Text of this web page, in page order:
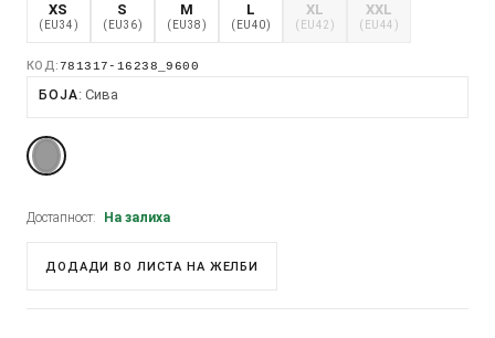
XS
(EU34)
S
(EU36)
M
(EU38)
L
(EU40)
XL
(EU42)
XXL
(EU44)
КОД:781317-16238_9600
БОЈА Сива
Достапност: На залиха
ДОДАДИ ВО ЛИСТА НА ЖЕЛБИ